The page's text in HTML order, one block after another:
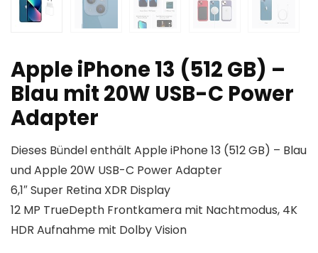
Apple iPhone 13 (512 GB) –
Blau mit 20W USB-C Power
Adapter
Dieses Bündel enthält Apple iPhone 13 (512 GB) – Blau
und Apple 20W USB-C Power Adapter
6,1″ Super Retina XDR Display
12 MP TrueDepth Frontkamera mit Nachtmodus, 4K
HDR Aufnahme mit Dolby Vision